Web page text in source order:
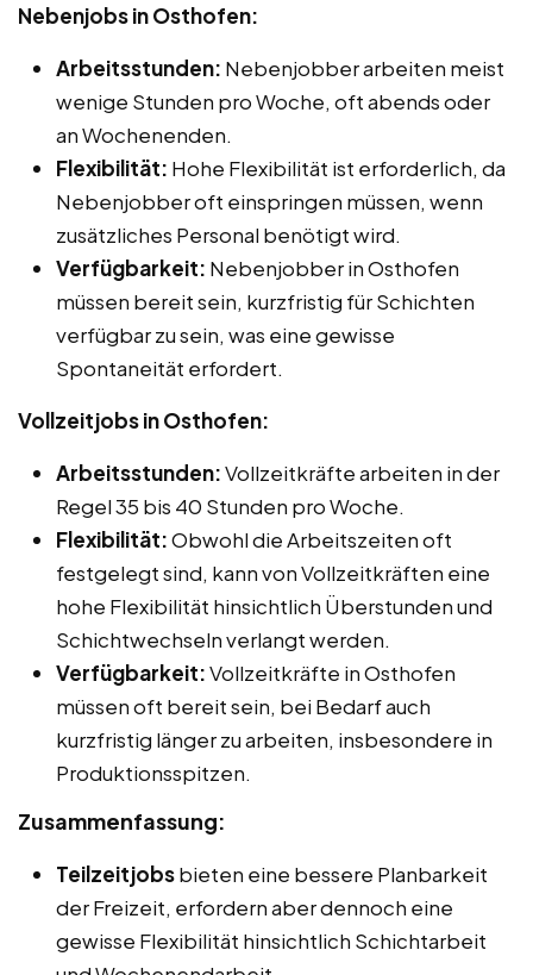
Nebenjobs in Osthofen:
Arbeitsstunden: Nebenjobber arbeiten meist
wenige Stunden pro Woche, oft abends oder
an Wochenenden.
Flexibilität: Hohe Flexibilität ist erforderlich, da
Nebenjobber oft einspringen müssen, wenn
zusätzliches Personal benötigt wird.
Verfügbarkeit: Nebenjobber in Osthofen
müssen bereit sein, kurzfristig für Schichten
verfügbar zu sein, was eine gewisse
Spontaneität erfordert.
Vollzeitjobs in Osthofen:
Arbeitsstunden:Vollzeitkräfte arbeiten in der
Regel 35 bis 40 Stunden pro Woche.
Flexibilität:Obwohl die Arbeitszeiten oft
festgelegt sind, kann von Vollzeitkräften eine
hohe Flexibilität hinsichtlich Überstunden und
Schichtwechseln verlangt werden.
Verfügbarkeit:Vollzeitkräfte in Osthofen
müssen oft bereit sein, bei Bedarf auch
kurzfristig länger zu arbeiten, insbesondere in
Produktionsspitzen.
Zusammenfassung:
Teilzeitjobsbieten eine bessere Planbarkeit
der Freizeit, erfordern aber dennoch eine
gewisse Flexibilität hinsichtlich Schichtarbeit